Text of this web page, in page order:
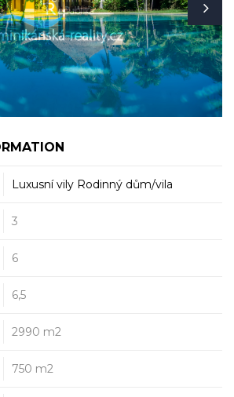
Luxusní vily Rodinný dům/vila
3
6
6,5
2990 m2
750 m2